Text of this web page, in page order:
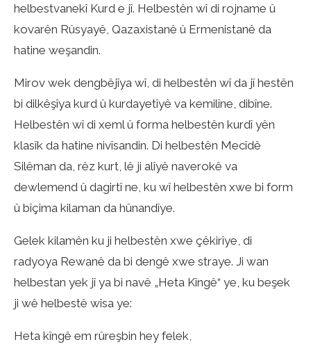
helbestvanekî Kurd e jî. Helbestên wî di rojname û
kovarên Rûsyayê, Qazaxistanê û Ermenistanê da
hatine weşandin.
Mirov wek dengbêjîya wî, di helbestên wî da jî hestên
bi dilkêşîya kurd û kurdayetîyê va kemilîne, dibîne.
Helbestên wî di xeml û forma helbestên kurdî yên
klasîk da hatine nivîsandin. Di helbestên Mecîdê
Silêman da, rêz kurt, lê ji alîyê naverokê va
dewlemend û dagirtî ne, ku wî helbestên xwe bi form
û bîçima kilaman da hûnandîye.
Gelek kilamên ku ji helbestên xwe çêkirîye, di
radyoya Rewanê da bi dengê xwe straye. Ji wan
helbestan yek jî ya bi navê „Heta Kîngê“ ye, ku beşek
ji wê helbestê wisa ye:
Heta kîngê em rûreşbin hey felek,